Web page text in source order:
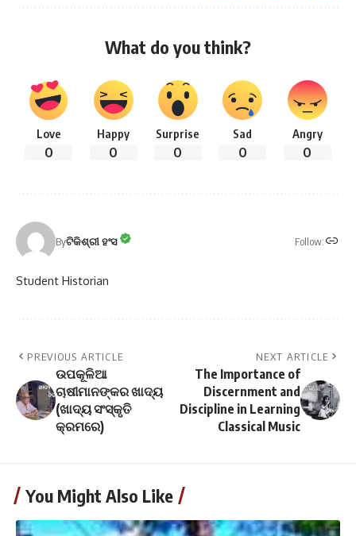
What do you think?
Love
0
Happy
0
Surprise
0
Sad
0
Angry
0
Byଟିକିଶ୍ରୀ ହଂସ Follow:
Student Historian
PREVIOUS ARTICLE
ଉପକୂଳିଆ
ଚାଷୀମାନଙ୍କର ଖାଦ୍ୟ
(ଖାଦ୍ୟ ସଂସ୍କୃତି
କ୍ରମରେ)
NEXT ARTICLE
The Importance of
Discernment and
Discipline in Learning
Classical Music
You Might Also Like